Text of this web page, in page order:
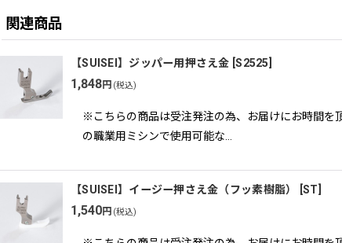
関連商品
【SUISEI】ジッパー用押さえ金 [S2525
1,848円 (税込)
※こちらの商品は受注発注の為、お届けにお時間を
の職業用ミシンで使用可能な…
【SUISEI】イージー押さえ金（フッ素樹脂） [ST
1,540円 (税込)